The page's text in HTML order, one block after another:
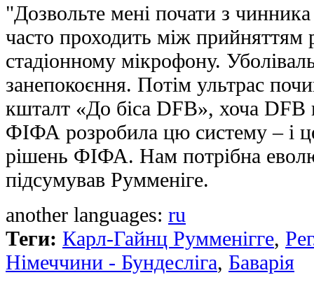
"Дозвольте мені почати з
часто проходить між прийняттям
стадіонному мікрофону.
занепокоєння. Потім ультрас
кшталт «До біса DFB», хоча
ФІФА розробила цю систему – і
рішень ФІФА. Нам потрібна
підсумував Румменіге.
another languages: ru
Теги: Карл-Гайнц Румменігге,
Німеччини - Бундесліга, Баварія